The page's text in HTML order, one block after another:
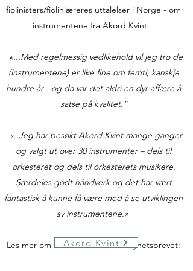
fiolinisters/fiolinlæreres uttalelser i Norge - om
instrumentene fra Akord Kvint:
«...Med regelmessig vedlikehold vil jeg tro de
(instrumentene) er like fine om femti, kanskje
hundre år - og da var det aldri en dyr affære å
satse på kvalitet.”
«..Jeg har besøkt Akord Kvint mange ganger
og valgt ut over 30 instrumenter – dels til
orkesteret og dels til orkesterets musikere.
Særdeles godt håndverk og det har vært
fantastisk å kunne få være med å se utviklingen
av instrumentene.»
Les mer om Akord Kvint i dette nyhetsbrevet:
Akord Kvint